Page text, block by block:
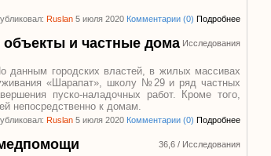
Ruslan 5 июля 2020 Комментарии (0) Подробнее
и частные дома Исследования
данным городских властей, в жилых массивах
«Шарапат», школу №29 и ряд частных
пуско-наладочных работ. Кроме того,
непосредственно к домам.
Ruslan 5 июля 2020 Комментарии (0) Подробнее
36,6 / Исследования